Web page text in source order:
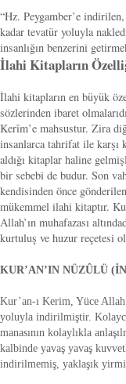
“Hz. Peygamber’e
kadar tevatür yoluyla
insanlığın benzerini
İlahi Kitapların
İlahi kitapların en büyük
sözlerinden ibaret
Kerîm’e mahsustur. Zira
insanlarca tahrifat ile karşı
aldığı kitaplar haline
bir sebebi de budur. Son
kendisinden önce
mükemmel ilahi kitaptır.
Allah’ın muhafazası
kurtuluş ve huzur reçetesi
KUR’AN’IN NÜZÛLÜ
Kur’an-ı Kerim, Yüce
yoluyla indirilmiştir. Kolayca
manasının kolaylıkla
kalbinde yavaş yavaş
indirilmemiş, yaklaşık